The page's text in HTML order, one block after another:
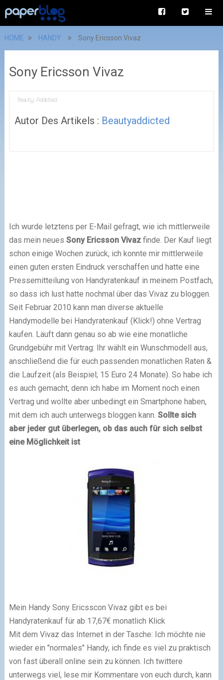
HOME HANDY Sony Ericsson Vivaz
Sony Ericsson Vivaz
Autor Des Artikels : Beautyaddicted
Ich wurde letztens per E-Mail gefragt, wie ich mittlerweile
das mein neues Sony EricssonVivazfinde. Der Kauf liegt
schon einige Wochen zurück, ich konnte mir mittlerweile
einen guten ersten Eindruck verschaffen und hatte eine
Pressemitteilung von Handyratenkauf in meinem Postfach,
so dass ich lust hatte nochmal über das Vivaz zu bloggen.
Seit Februar 2010 kann man diverse aktuelle
Handymodelle bei Handyratenkauf (Klick!) ohne Vertrag
kaufen. Läuft dann genau so ab wie eine monatliche
Grundgebühr mit Vertrag: Ihr wählt ein Wunschmodell aus,
anschließend die für euch passenden monatlichen Raten &
die Laufzeit (als Beispiel; 15 Euro 24 Monate). So habe ich
es auch gemacht, denn ich habe im Moment noch einen
Vertrag und wollte aber unbedingt ein Smartphone haben,
mit dem ich auch unterwegs bloggen kann. Sollte sich
aber jeder gut überlegen, ob das auch für sich selbst
eine Möglichkeit ist
Mein Handy Sony Ericsscon Vivaz gibt es bei
Handyratenkauf für ab 17,67€ monatlich Klick
Mit dem Vivaz das Internet in der Tasche: Ich möchte nie
wieder ein "normales" Handy, ich finde es viel zu praktisch
von fast überall online sein zu können. Ich twittere
unterwegs viel, lese mir Kommentare von euch durch, kann